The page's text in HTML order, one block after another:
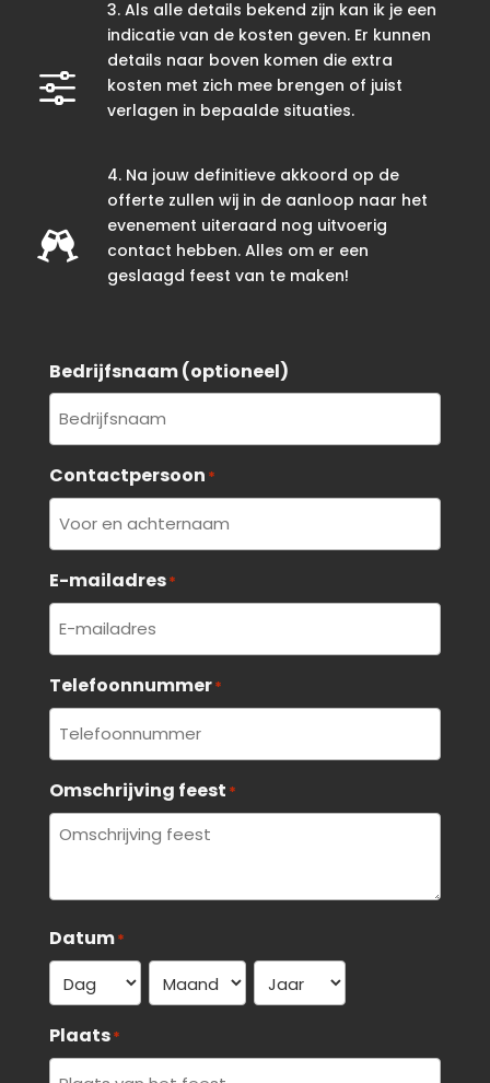
f
3. Als alle details bekend zijn kan ik je een
indicatie van de kosten geven. Er kunnen
details naar boven komen die extra
kosten met zich mee brengen of juist
verlagen in bepaalde situaties.

4. Na jouw definitieve akkoord op de
offerte zullen wij in de aanloop naar het
evenement uiteraard nog uitvoerig
contact hebben. Alles om er een
geslaagd feest van te maken!
Bedrijfsnaam (optioneel)
Contactpersoon *
E-mailadres*
Telefoonnummer*
Omschrijving feest *
Datum*
Dag Maand Jaar
Plaats*